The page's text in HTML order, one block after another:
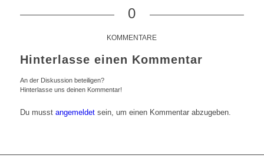
0
KOMMENTARE
Hinterlasse einen Kommentar
An der Diskussion beteiligen?
Hinterlasse uns deinen Kommentar!
Du musst angemeldetsein, um einen Kommentar abzugeben.